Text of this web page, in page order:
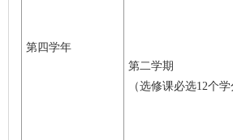
第四学年
第二学期
（选修课必选12个学